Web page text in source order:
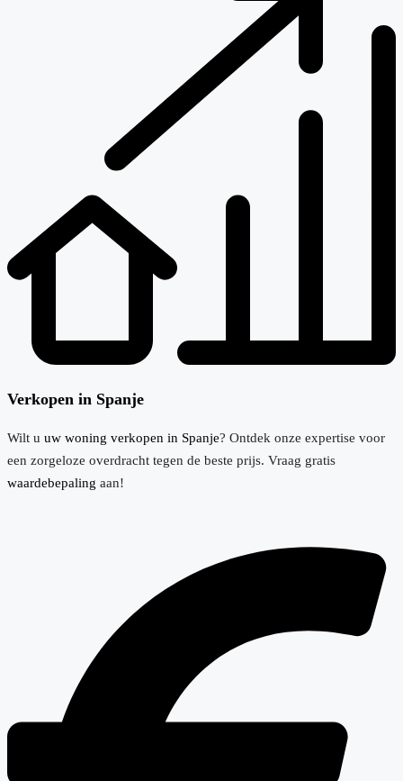
Verkopen in Spanje
Wilt u uw woning verkopen in Spanje? Ontdek onze expertise voor
een zorgeloze overdracht tegen de beste prijs. Vraag gratis
waardebepaling aan!